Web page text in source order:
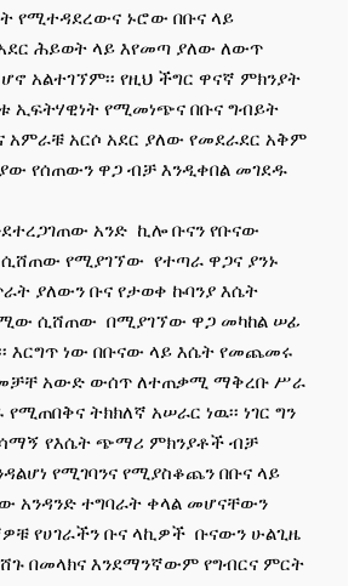
የሚተዳደረውና ኑሮው በቡና ላይ
ሕይወት ላይ እየመጣ ያለው ለውጥ
አልተገኘም፡፡ የዚህ ችግር ዋናኛ ምክንያት
ኢፍትሃዊነት የሚመነጭና በቡና ግብይት
አምራቹ አርሶ አደር ያለው የመደራደር አቅም
የሰጠውን ዋጋ ብቻ እንዲቀበል መገደዱ
አንድ ኪሎ ቡናን የቡናው
ሲሸጠው የሚያገኘው የተጣራ ዋጋና ያንኑ
ያለውን ቡና የታወቀ ኩባንያ እሴት
ሲሸጠው በሚያገኘው ዋጋ መካከል ሠፊ
እርግጥ ነው በቡናው ላይ እሴት የመጨመሩ
አውድ ውሰጥ ለተጠቃሚ ማቅረቡ ሥራ
ትክክለኛ አሠራር ነዉ፡፡ ነገር ግን
የእሴት ጭማሪ ምክንያቶች ብቻ
የሚገባንና የሚያስቆጨን በቡና ላይ
ተግባራት ቀላል መሆናቸውን
የሀገራችን ቡና ላኪዎች ቡናውን ሁልጊዜ
በመላክና እንደማንኛውም የግብርና ምርት